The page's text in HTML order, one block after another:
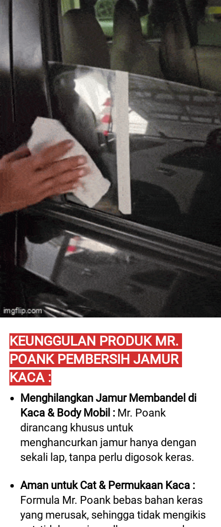
KEUNGGULAN PRODUK MR.
POANK PEMBERSIH JAMUR
KACA :
Menghilangkan Jamur Membandel di
Kaca & Body Mobil : Mr. Poank
dirancang khusus untuk
menghancurkan jamur hanya dengan
sekali lap, tanpa perlu digosok keras.
Aman untuk Cat & Permukaan Kaca :
Formula Mr. Poank bebas bahan keras
yang merusak, sehingga tidak mengikis